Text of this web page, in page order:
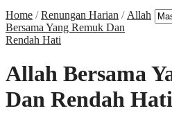
Home /Renungan Harian / Allah
Bersama Yang Remuk Dan
Rendah Hati
Allah Bersama
Dan Rendah Hati